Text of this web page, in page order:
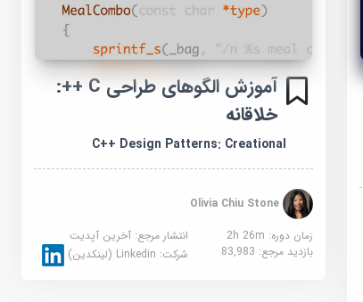
آموزش الگوهای طراحی C ++:
خلاقانه
C++ Design Patterns: Creational
Olivia Chiu Stone
زمان دوره: 2h 26m
انتشار مرجع:آخرین آپدیت
بازدید مرجع: 83,983 شرکت: Linkedin (لینکدین)